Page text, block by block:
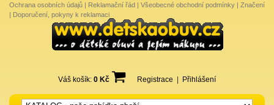
Ochrana osobních údajů | Reklamační řád | Všeobecné obchodní podmínky | Značení
| Doporučení, pokyny k reklamaci
Váš košík: 0 Kč Registrace Přihlášení